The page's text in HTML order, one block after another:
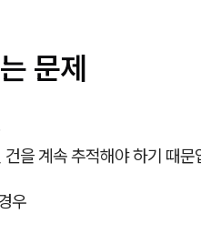
문제
을 계속 추적해야 하기 때문
우